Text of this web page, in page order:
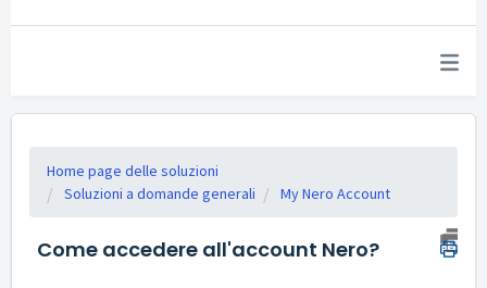
Home page delle soluzioni
Soluzioni a domande generali
My Nero Account
Come accedere all'account Nero?